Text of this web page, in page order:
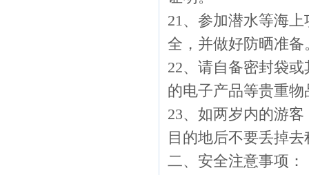
21、参加潜水等海
全，并做好防晒准备
22、请自备密封袋
的电子产品等贵重
23、如两岁内的游
目的地后不要丢掉
二、安全注意事项：